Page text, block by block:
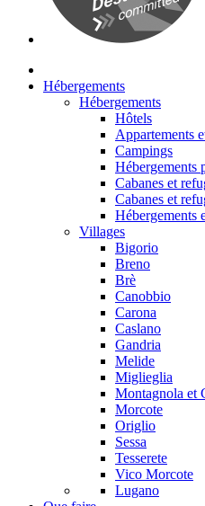
Hébergements
Hébergements
Hôtels
Appartements
Campings
Hébergements
Cabanes et
Cabanes et
Hébergements
Villages
Bigorio
Breno
Brè
Canobbio
Carona
Caslano
Gandria
Melide
Miglieglia
Montagnola et
Morcote
Origlio
Sessa
Tesserete
Vico Morcote
Lugano